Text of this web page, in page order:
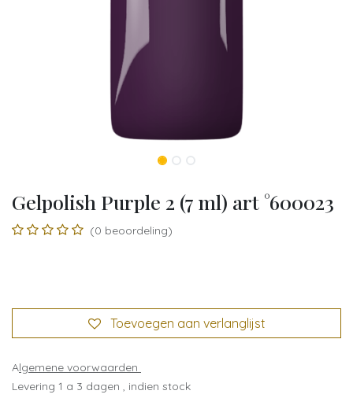
Gelpolish Purple 2 (7 ml) art °600023
(0 beoordeling)
Toevoegen aan verlanglijst
Algemene voorwaarden
Levering 1 a 3 dagen , indien stock